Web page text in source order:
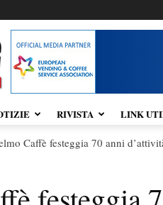
RIVISTA LINK
Caffè festeggia 70 anni